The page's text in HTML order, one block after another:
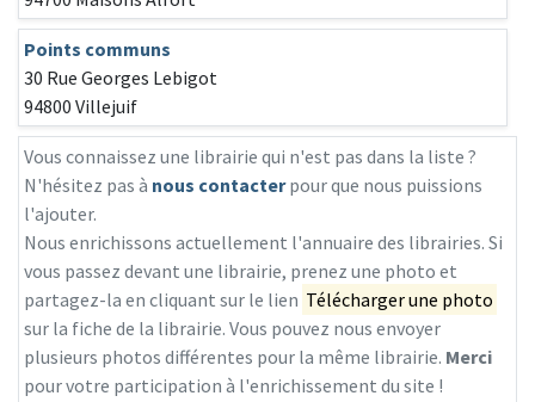
Points communs
30 Rue Georges Lebigot
94800 Villejuif
Vous connaissez une librairie qui n'est pas dans la liste ?
N'hésitez pas à nous contacterpour que nous puissions
l'ajouter.
Nous enrichissons actuellement l'annuaire des librairies. Si
vous passez devant une librairie, prenez une photo et
partagez-la en cliquant sur le lien Télécharger une photo
sur la fiche de la librairie. Vous pouvez nous envoyer
plusieurs photos différentes pour la même librairie. Merci
pour votre participation à l'enrichissement du site !